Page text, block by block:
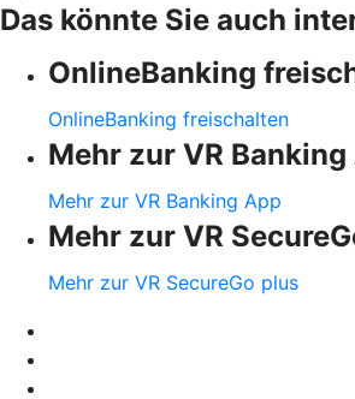
Das könnte Sie auch
OnlineBanking
OnlineBanking freischalten
Mehr zur VR Banking
Mehr zur VR Banking App
Mehr zur VR
Mehr zur VR SecureGo plus